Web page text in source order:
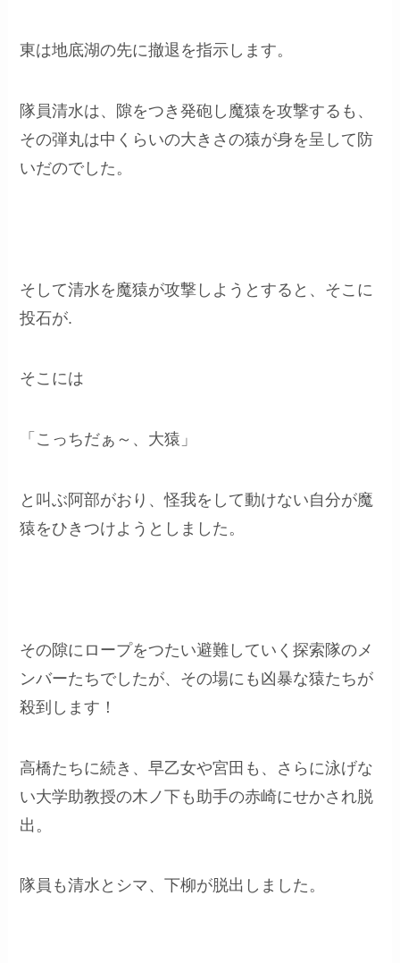
東は地底湖の先に撤退を指示します。
隊員清水は、隙をつき発砲し魔猿を攻撃するも、
その弾丸は中くらいの大きさの猿が身を呈して防
いだのでした。
そして清水を魔猿が攻撃しようとすると、そこに
投石が.
そこには
「こっちだぁ～、大猿」
と叫ぶ阿部がおり、怪我をして動けない自分が魔
猿をひきつけようとしました。
その隙にロープをつたい避難していく探索隊のメ
ンバーたちでしたが、その場にも凶暴な猿たちが
殺到します！
高橋たちに続き、早乙女や宮田も、さらに泳げな
い大学助教授の木ノ下も助手の赤崎にせかされ脱
出。
隊員も清水とシマ、下柳が脱出しました。